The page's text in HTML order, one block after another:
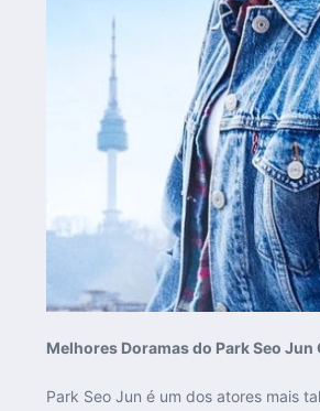
Melhores Doramas do Park Seo
Park Seo Jun é um dos atores mais